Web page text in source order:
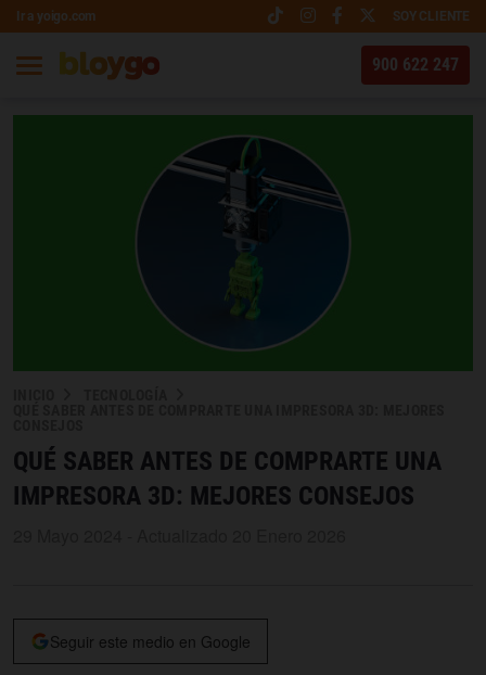
Ir a yoigo.com SOY CLIENTE
900 622 247
QUÉ SABER ANTES DE COMPRARTE UNA
IMPRESORA 3D: MEJORES CONSEJOS
Seguir este medio en Google